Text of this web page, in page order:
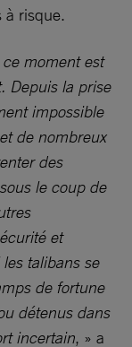
à risque.
moment est
Depuis la prise
impossible
de nombreux
des
le coup de
et
talibans se
de fortune
détenus dans
incertain, » a